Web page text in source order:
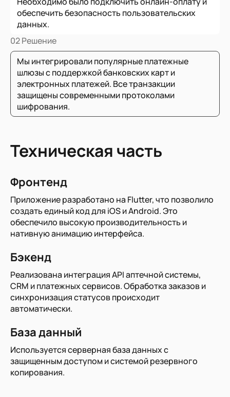
обеспечить безопасность пользовательских
данных.
02 Решение
Мы интегрировали популярные платежные
шлюзы с поддержкой банковских карт и
электронных платежей. Все транзакции
защищены современными протоколами
шифрования.
Техническая часть
Фронтенд
Приложение разработано на Flutter, что позволило
создать единый код для iOS и Android. Это
обеспечило высокую производительность и
нативную анимацию интерфейса.
Бэкенд
Реализована интеграция API аптечной системы,
CRM и платежных сервисов. Обработка заказов и
синхронизация статусов происходит
автоматически.
База данный
Используется серверная база данных с
защищенным доступом и системой резервного
копирования.